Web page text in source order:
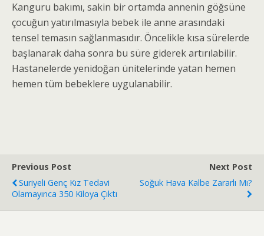
Kanguru bakımı, sakin bir ortamda annenin göğsüne
çocuğun yatırılmasıyla bebek ile anne arasındaki
tensel temasın sağlanmasıdır. Öncelikle kısa sürelerde
başlanarak daha sonra bu süre giderek artırılabilir.
Hastanelerde yenidoğan ünitelerinde yatan hemen
hemen tüm bebeklere uygulanabilir.
Previous Post
Suriyeli Genç Kız Tedavi
Olamayınca 350 Kiloya Çıktı
Next Post
Soğuk Hava Kalbe Zararlı Mı?